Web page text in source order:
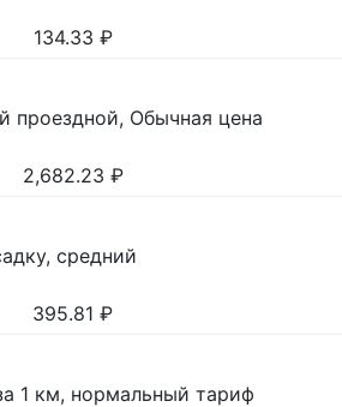
134.33 ₽
проездной, Обычная цена
2,682.23 ₽
средний
395.81 ₽
1 км, нормальный тариф